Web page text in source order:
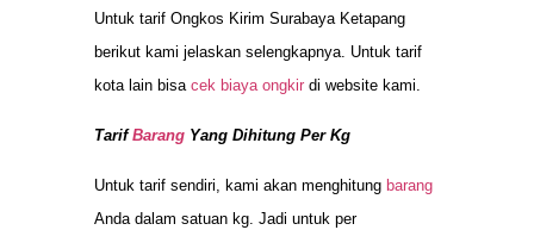
Untuk tarif Ongkos Kirim Surabaya Ketapang
berikut kami jelaskan selengkapnya. Untuk tarif
kota lain bisa cek biaya ongkir di website kami.
TarifBarang Yang Dihitung Per Kg
Untuk tarif sendiri, kami akan menghitung barang
Anda dalam satuan kg. Jadi untuk per